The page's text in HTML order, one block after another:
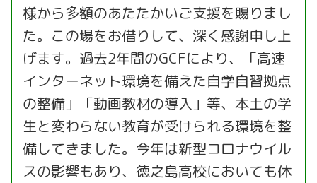
様から多額のあたたかいご支援を賜りまし
た。この場をお借りして、深く感謝申し上
げます。過去2年間のGCFにより、「高速
インターネット環境を備えた自学自習拠点
の整備」「動画教材の導入」等、本土の学
生と変わらない教育が受けられる環境を整
備してきました。今年は新型コロナウイル
スの影響もあり、徳之島高校においても休